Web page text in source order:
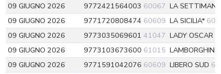
09 GIUGNO 2026
9772421564003 60067 LA
09 GIUGNO 2026
9771720808474 60609 LA SICILIA*
09 GIUGNO 2026
9773035069601 41047 LADY OSCAR
09 GIUGNO 2026
9773103673600 61015 LAMBORGHINI
09 GIUGNO 2026
9771591042076 60609 LIBERO SUD